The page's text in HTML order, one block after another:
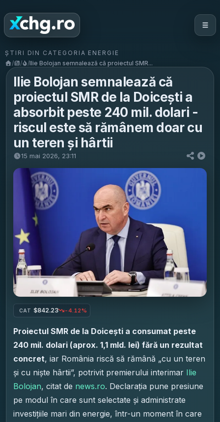
ȘTIRI DIN CATEGORIA ENERGIE
/
/ /Ilie Bolojan semnalează că proiectul SMR...
Ilie Bolojan semnalează că
proiectul SMR de la Doicești a
absorbit peste 240 mil. dolari -
riscul este să rămânem doar cu
un teren și hârtii
15 mai 2026, 23:11
CAT $842.23 -4.12%
Proiectul SMR de la Doicești a consumat peste
240 mil. dolari (aprox. 1,1 mld. lei) fără un rezultat
concret, iar România riscă să rămână „cu un teren
și cu niște hârtii”, potrivit premierului interimar Ilie
Bolojan, citat de news.ro. Declarația pune presiune
pe modul în care sunt selectate și administrate
investițiile mari din energie, într-un moment în care